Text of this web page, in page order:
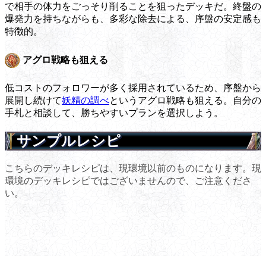
で相手の体力をごっそり削ることを狙ったデッキだ。終盤の
爆発力を持ちながらも、多彩な除去による、序盤の安定感も
特徴的。
アグロ戦略も狙える
低コストのフォロワーが多く採用されているため、序盤から
展開し続けて妖精の調べというアグロ戦略も狙える。自分の
手札と相談して、勝ちやすいプランを選択しよう。
サンプルレシピ
こちらのデッキレシピは、現環境以前のものになります。現
環境のデッキレシピではございませんので、ご注意くださ
い。